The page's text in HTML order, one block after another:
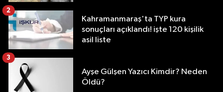
Kahramanmaraş'ta TYP kura
sonuçları açıklandı! işte 120 kişilik
asil liste
2
Ayşe Gülşen Yazıcı Kimdir? Neden
Öldü?
3